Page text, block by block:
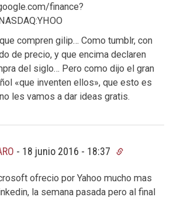
finance?
compren gilip… Como tumblr, con
de precio, y que encima declaren
del siglo… Pero como dijo el gran
«que inventen ellos», que esto es
les vamos a dar ideas gratis.
- 18 junio 2016 - 18:37
ofrecio por Yahoo mucho mas
la semana pasada pero al final